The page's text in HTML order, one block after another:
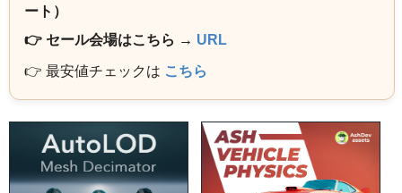
ート）
👉 セール会場はこちら → URL
👉 最安値チェックは こちら